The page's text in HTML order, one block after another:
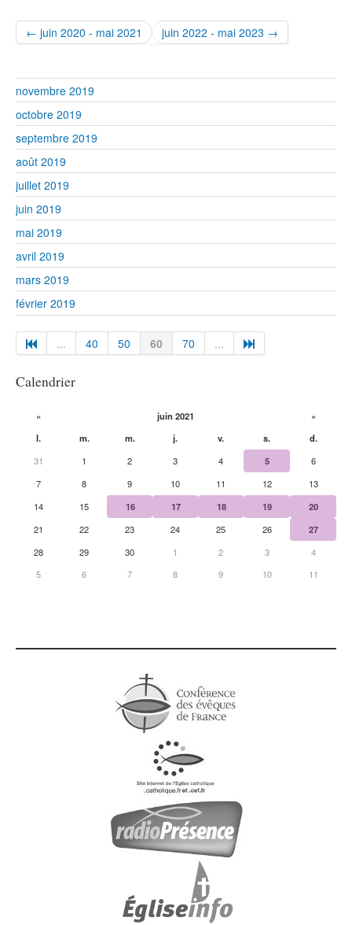
← juin 2020 - mai 2021 juin 2022 - mai 2023 →
novembre 2019
octobre 2019
septembre 2019
août 2019
juillet 2019
juin 2019
mai 2019
avril 2019
mars 2019
février 2019
... 40 50 60 70 ...
Calendrier
« juin 2021
»
l.
m. m. j. v. s.
d.
31
1 2 3 4 5
6
7
8 9 10 11 12
13
14
15 16 17 18 19
20
21
22 23 24 25 26
27
28
29 30 1 2 3
4
5
6 7 8 9 10 11